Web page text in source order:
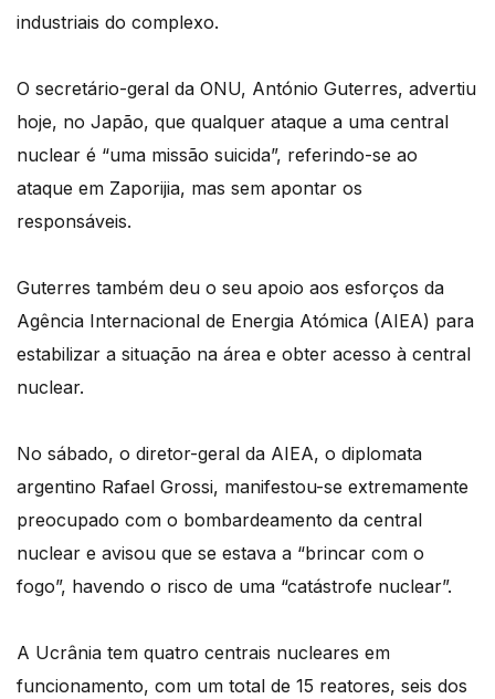
industriais do complexo.
O secretário-geral da ONU, António Guterres, advertiu
hoje, no Japão, que qualquer ataque a uma central
nuclear é “uma missão suicida”, referindo-se ao
ataque em Zaporijia, mas sem apontar os
responsáveis.
Guterres também deu o seu apoio aos esforços da
Agência Internacional de Energia Atómica (AIEA) para
estabilizar a situação na área e obter acesso à central
nuclear.
No sábado, o diretor-geral da AIEA, o diplomata
argentino Rafael Grossi, manifestou-se extremamente
preocupado com o bombardeamento da central
nuclear e avisou que se estava a “brincar com o
fogo”, havendo o risco de uma “catástrofe nuclear”.
A Ucrânia tem quatro centrais nucleares em
funcionamento, com um total de 15 reatores, seis dos